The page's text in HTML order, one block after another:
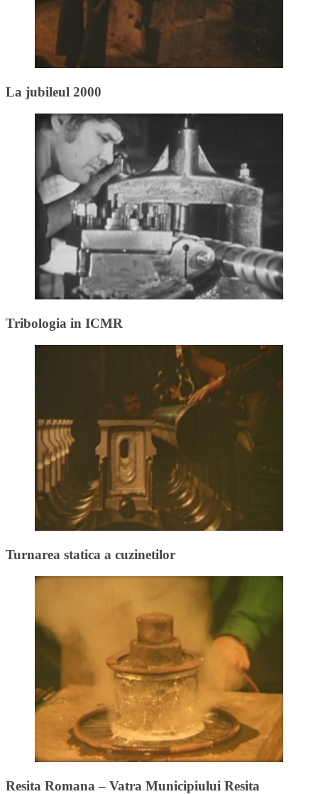
La jubileul 2000
Tribologia in ICMR
Turnarea statica a cuzinetilor
Resita Romana – Vatra Municipiului Resita